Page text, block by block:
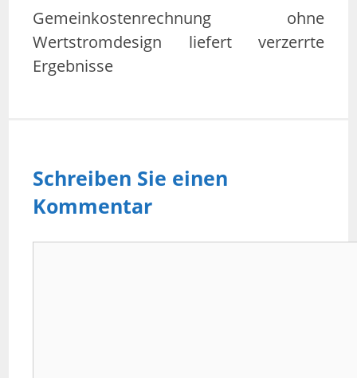
Gemeinkostenrechnung ohne
Wertstromdesign liefert verzerrte
Ergebnisse
Schreiben Sie einen
Kommentar